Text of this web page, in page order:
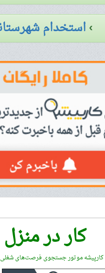
›استخدام
کار در منزل
کارپیشه موتور جستجوی فرصت‌های شغلی